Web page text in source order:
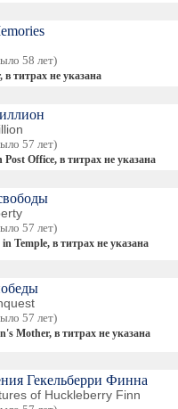
58 лет)
в титрах не указана
57 лет)
Office, в титрах не указана
57 лет)
Temple, в титрах не указана
57 лет)
Mother, в титрах не указана
Гекельберри Финна
of Huckleberry Finn